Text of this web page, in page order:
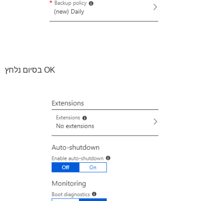
בסיום נלחץ OK